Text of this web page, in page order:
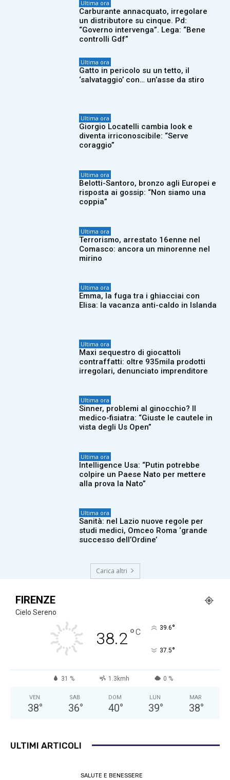
Ultima ora
Carburante annacquato, irregolare
un distributore su cinque. Pd:
“Governo intervenga”. Lega: “Bene
controlli Gdf”
Ultima ora
Gatto in pericolo su un tetto, il
‘salvataggio’ con… un’asse da stiro
Ultima ora
Giorgio Locatelli cambia look e
diventa irriconoscibile: “Serve
coraggio”
Ultima ora
Belotti-Santoro, bronzo agli Europei e
risposta ai gossip: “Non siamo una
coppia”
Ultima ora
Terrorismo, arrestato 16enne nel
Comasco: ancora un minorenne nel
mirino
Ultima ora
Emma, la fuga tra i ghiacciai con
Elisa: la vacanza anti-caldo in Islanda
Ultima ora
Maxi sequestro di giocattoli
contraffatti: oltre 935mila prodotti
irregolari, denunciato imprenditore
Ultima ora
Sinner, problemi al ginocchio? Il
medico-fisiatra: “Giuste le cautele in
vista degli Us Open”
Ultima ora
Intelligence Usa: “Putin potrebbe
colpire un Paese Nato per mettere
alla prova la Nato”
Ultima ora
Sanità: nel Lazio nuove regole per
studi medici, Omceo Roma ‘grande
successo dell’Ordine’
Carica altri
FIRENZE
Cielo Sereno
38.2°C 39.6°
37.5°
31 % 1.3kmh 0 %
VEN
38°
SAB
36°
DOM
40°
LUN
39°
MAR
38°
ULTIMI ARTICOLI
SALUTE E BENESSERE